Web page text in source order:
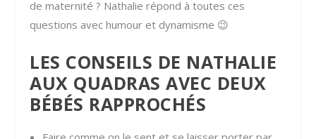
de maternité ? Nathalie répond à toutes ces
questions avec humour et dynamisme 😉
LES CONSEILS DE NATHALIE
AUX QUADRAS AVEC DEUX
BÉBÉS RAPPROCHÉS